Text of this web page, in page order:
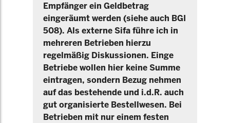
Empfänger ein Geldbetrag
eingeräumt werden (siehe auch BGI
508). Als externe Sifa führe ich in
mehreren Betrieben hierzu
regelmäßig Diskussionen. Einge
Betriebe wollen hier keine Summe
eintragen, sondern Bezug nehmen
auf das bestehende und i.d.R. auch
gut organisierte Bestellwesen. Bei
Betrieben mit nur einem festen